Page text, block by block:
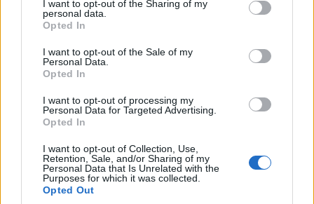
not limited to your visit or usage behaviour. You may click to
grant or deny consent to Google and its third-party tags to
use your data for below specified purposes in below Google
consent section.
I want to opt-out of the Sharing of my
personal data.
Opted In
I want to opt-out of the Sale of my
Personal Data.
Opted In
I want to opt-out of processing my
Personal Data for Targeted Advertising.
Opted In
I want to opt-out of Collection, Use,
Retention, Sale, and/or Sharing of my
Personal Data that Is Unrelated with the
Purposes for which it was collected.
Opted Out
A felhőalapú szolgáltatások, SaaS alkalmazások 2026-ra
okosabbá, személyre szabottabbá és autonómabbá
intelligencia hosszú távon akár ki is válthatja a ma ismert
SaaS-modelleket. Idén a vállalatok akár 75 százaléka
tervez beruházni önálló döntéshozatalra képes AI-
eszközökbe.
Az önálló döntéshozatalra képes AI és az automatizáció
felgyorsítja a hardver- és infrastruktúra-fejlesztéseket,
eközben az ellátási láncok sebezhetőségét is növeli. Az
elemzés szerint 2026-ban az AI-számítások